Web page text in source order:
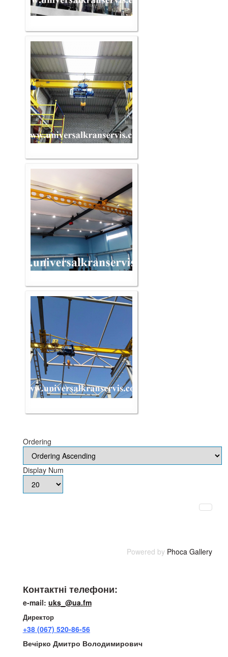
Ordering
Display Num
Powered by Phoca Gallery
Контактні телефони:
e-mail: uks_@ua.fm
Директор
+38 (067) 520-86-56
Вечірко Дмитро Володимирович